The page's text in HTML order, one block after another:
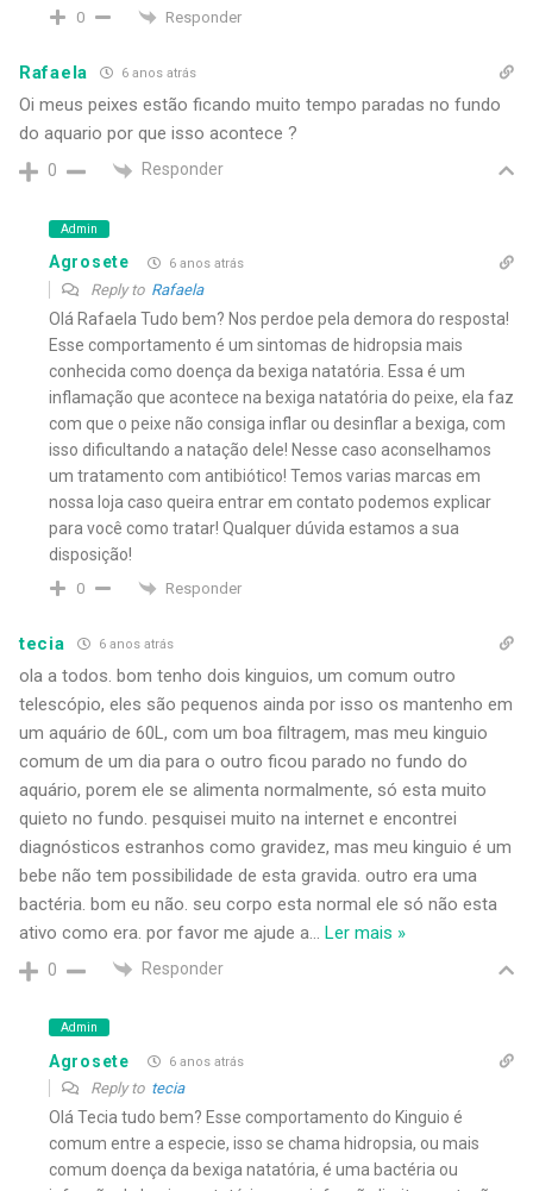
0 Responder
Rafaela 6 anos atrás
Oi meus peixes estão ficando muito tempo paradas no fundo
do aquario por que isso acontece ?
0 Responder
Admin
Agrosete 6 anos atrás
Reply to Rafaela
Olá Rafaela Tudo bem? Nos perdoe pela demora do resposta!
Esse comportamento é um sintomas de hidropsia mais
conhecida como doença da bexiga natatória. Essa é um
inflamação que acontece na bexiga natatória do peixe, ela faz
com que o peixe não consiga inflar ou desinflar a bexiga, com
isso dificultando a natação dele! Nesse caso aconselhamos
um tratamento com antibiótico! Temos varias marcas em
nossa loja caso queira entrar em contato podemos explicar
para você como tratar! Qualquer dúvida estamos a sua
disposição!
0 Responder
tecia 6 anos atrás
ola a todos. bom tenho dois kinguios, um comum outro
telescópio, eles são pequenos ainda por isso os mantenho em
um aquário de 60L, com um boa filtragem, mas meu kinguio
comum de um dia para o outro ficou parado no fundo do
aquário, porem ele se alimenta normalmente, só esta muito
quieto no fundo. pesquisei muito na internet e encontrei
diagnósticos estranhos como gravidez, mas meu kinguio é um
bebe não tem possibilidade de esta gravida. outro era uma
bactéria. bom eu não. seu corpo esta normal ele só não esta
ativo como era. por favor me ajude a… Ler mais »
0 Responder
Admin
Agrosete 6 anos atrás
Reply to tecia
Olá Tecia tudo bem? Esse comportamento do Kinguio é
comum entre a especie, isso se chama hidropsia, ou mais
comum doença da bexiga natatória, é uma bactéria ou